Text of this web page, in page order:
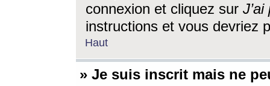
connexion et cliquez sur
instructions et vous devriez
Haut
» Je suis inscrit mais ne